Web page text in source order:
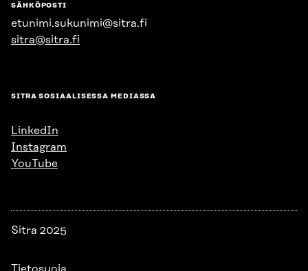
SÄHKÖPOSTI
etunimi.sukunimi@sitra.fi
sitra@sitra.fi
SITRA SOSIAALISESSA MEDIASSA
LinkedIn
Instagram
YouTube
Sitra 2025